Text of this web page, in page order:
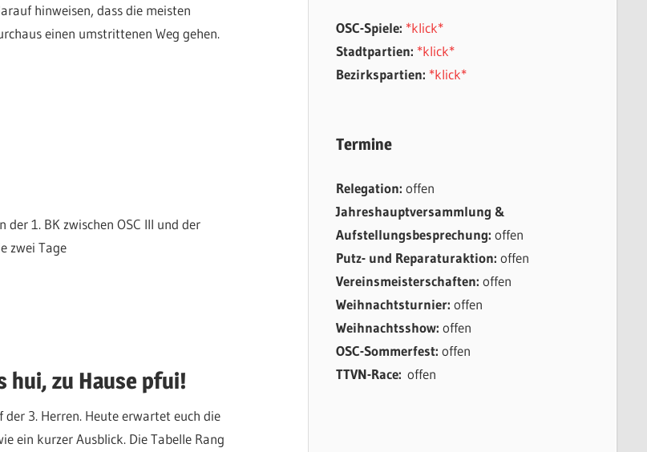
hinweisen, dass die meisten
einen umstrittenen Weg gehen.
1. BK zwischen OSC III und der
zwei Tage
zu Hause pfui!
3. Herren. Heute erwartet euch die
ein kurzer Ausblick. Die Tabelle Rang
OSC-Spiele: *klick*
Stadtpartien: *klick*
Bezirkspartien: *klick*
Termine
Relegation: offen
Jahreshauptversammlung &
Aufstellungsbesprechung: offen
Putz- und Reparaturaktion: offen
Vereinsmeisterschaften: offen
Weihnachtsturnier: offen
Weihnachtsshow: offen
OSC-Sommerfest: offen
TTVN-Race: offen